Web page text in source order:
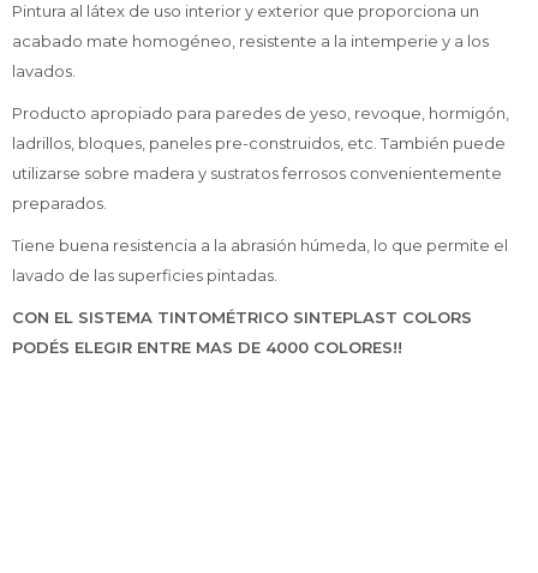
Pintura al látex de uso interior y exterior que proporciona un
acabado mate homogéneo, resistente a la intemperie y a los
lavados.
Producto apropiado para paredes de yeso, revoque, hormigón,
ladrillos, bloques, paneles pre-construidos, etc. También puede
utilizarse sobre madera y sustratos ferrosos convenientemente
preparados.
Tiene buena resistencia a la abrasión húmeda, lo que permite el
lavado de las superficies pintadas.
CON EL SISTEMA TINTOMÉTRICO SINTEPLAST COLORS
PODÉS ELEGIR ENTRE MAS DE 4000 COLORES!!